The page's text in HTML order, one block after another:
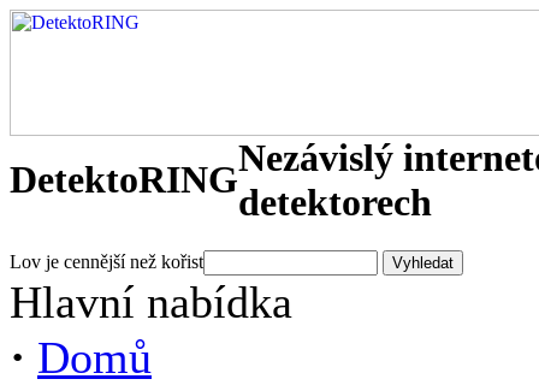
DetektoRINGNezávislý
detektorech
Lov je cennější než kořist
Hlavní nabídka
· Domů